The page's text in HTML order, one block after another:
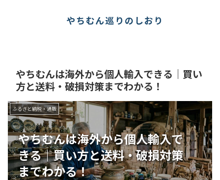
やちむん巡りのしおり
やちむんは海外から個人輸入できる｜買い
方と送料・破損対策までわかる！
やちむんは海外から個人輸入で
きる｜買い方と送料・破損対策
までわかる！
ふるさと納税・通販